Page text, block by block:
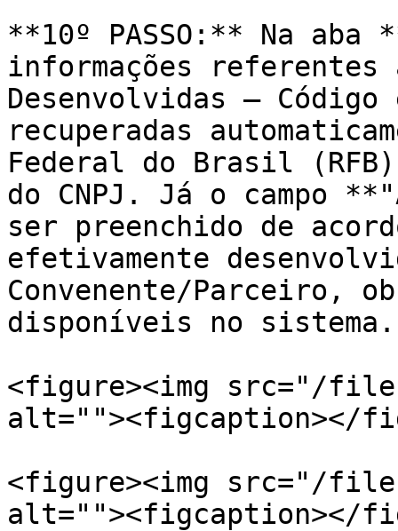
**10º PASSO:** Na aba
informações
Desenvolvidas – Código
recuperadas
Federal do Brasil
do CNPJ. Já o campo
ser preenchido de
efetivamente
Convenente/Parceiro,
disponíveis no sistema.
<figure><img src="/files/
alt=""><figcaption></
<figure><img src="/
alt=""><figcaption></